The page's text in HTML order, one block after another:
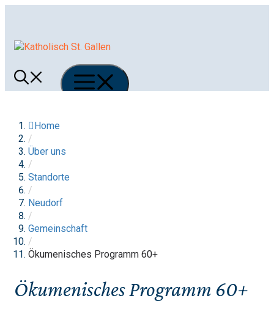
Menü
Home
/
Über uns
/
Standorte
/
Neudorf
/
Gemeinschaft
/
Ökumenisches Programm 60+
Ökumenisches Programm 60+